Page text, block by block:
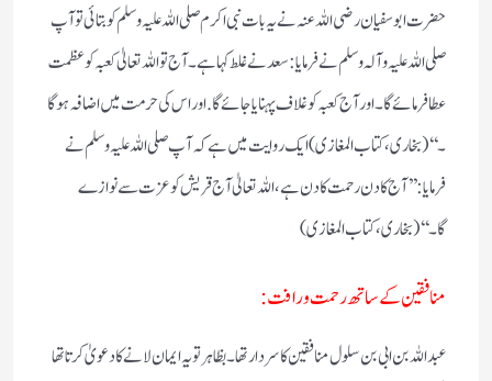
حضرت ابو سفیان رضی اللہ عنہ نے یہ بات نبی اکرم صلی اللہ علیہ وسلم کو بتائی تو آپ
صلی اللہ علیہ وآلہ وسلم نے فرمایا: سعد نے غلط کہا ہے۔ آج تو اللہ تعالیٰ کعبہ کو عظمت
عطا فرمائے گا۔ اور آج کعبہ کو غلاف پہنایا جائے گا. اور اس کی حرمت میں اضافہ ہوگا
۔‘‘ ( بخاری، کتاب المغازی)ایک روایت میں ہے کہ آپ صلی اللہ علیہ وسلم نے
فرمایا: ’’آج کا دن رحمت کا دن ہے، اللہ تعالیٰ آج قریش کو عزت سے نوازے
گا۔‘‘(بخاری، کتاب المغازی)
منافقین کے ساتھ رحمت ورافت:
عبداللہ بن ابی بن سلول منافقین کا سردار تھا۔ بظاہر تو یہ ایمان لانے کا دعویٰ کرتا تھا